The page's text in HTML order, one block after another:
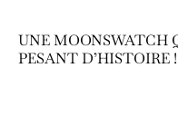
UNE MOONSWATCH
PESANT D’HISTOIRE !